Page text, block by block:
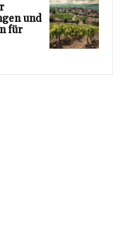
und
für